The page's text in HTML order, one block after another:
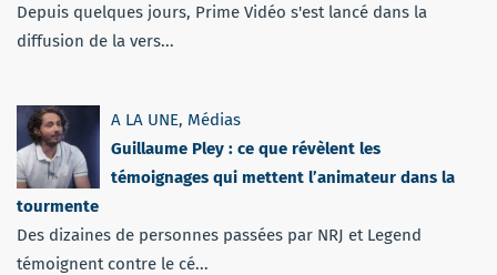
Depuis quelques jours, Prime Vidéo s'est lancé dans la
diffusion de la vers...
A LA UNE, Médias
Guillaume Pley : ce que révèlent les
témoignages qui mettent l’animateur dans la
tourmente
Des dizaines de personnes passées par NRJ et Legend
témoignent contre le cé...